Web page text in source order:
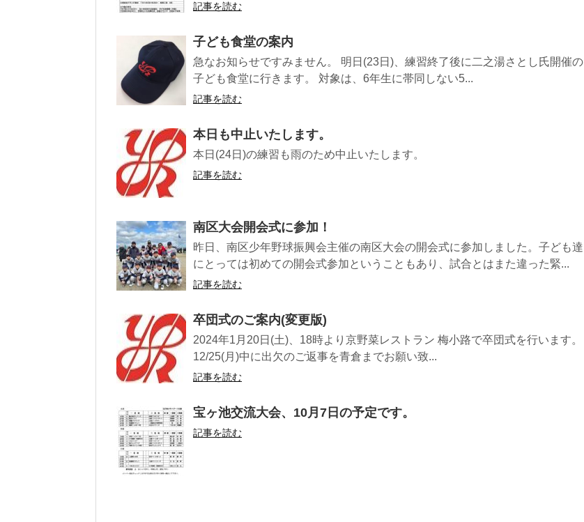
記事を読む
子ども食堂の案内
急なお知らせですみません。 明日(23日)、練習終了後に二之湯さとし氏開催の
子ども食堂に行きます。 対象は、6年生に帯同しない5...
記事を読む
本日も中止いたします。
本日(24日)の練習も雨のため中止いたします。
記事を読む
南区大会開会式に参加！
昨日、南区少年野球振興会主催の南区大会の開会式に参加しました。子ども達
にとっては初めての開会式参加ということもあり、試合とはまた違った緊...
記事を読む
卒団式のご案内(変更版)
2024年1月20日(土)、18時より京野菜レストラン 梅小路で卒団式を行います。
12/25(月)中に出欠のご返事を青倉までお願い致...
記事を読む
宝ヶ池交流大会、10月7日の予定です。
記事を読む